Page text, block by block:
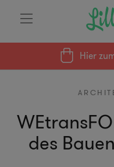
Hier
des